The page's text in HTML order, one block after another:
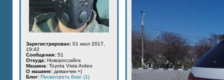
Зарегистрирован: 01 июл 2017,
19:42
Сообщения: 51
Откуда: Новороссийск
Машина: Toyota Vista Ardeo
О машине: диванчик =)
Блог: Посмотреть блог (1)